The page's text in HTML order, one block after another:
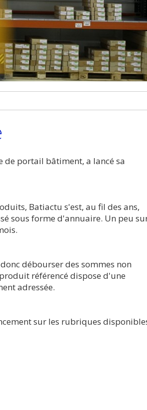
portail bâtiment, a lancé sa
Batiactu s'est, au fil des ans,
sous forme d'annuaire. Un peu
débourser des sommes non
référencé dispose d'une
adressée.
sur les rubriques